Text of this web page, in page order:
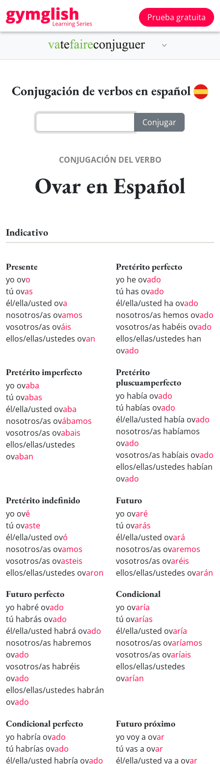
Prueba gratuita
Conjugación de verbos en español
CONJUGACIÓN DEL VERBO
Ovar en Español
Indicativo
Presente
yo ovo
tú ovas
él/ella/usted ova
nosotros/as ovamos
vosotros/as ováis
ellos/ellas/ustedes ovan
Pretérito perfecto
yo he ovado
tú has ovado
él/ella/usted ha ovado
nosotros/as hemos ovado
vosotros/as habéis ovado
ellos/ellas/ustedes han
ovado
Pretérito imperfecto
yo ovaba
tú ovabas
él/ella/usted ovaba
nosotros/as ovábamos
vosotros/as ovabais
ellos/ellas/ustedes
ovaban
Pretérito
pluscuamperfecto
yo había ovado
tú habías ovado
él/ella/usted había ovado
nosotros/as habíamos
ovado
vosotros/as habíais ovado
ellos/ellas/ustedes habían
ovado
Pretérito indefinido
yo ové
tú ovaste
él/ella/usted ovó
nosotros/as ovamos
vosotros/as ovasteis
ellos/ellas/ustedes ovaron
Futuro
yo ovaré
tú ovarás
él/ella/usted ovará
nosotros/as ovaremos
vosotros/as ovaréis
ellos/ellas/ustedes ovarán
Futuro perfecto
yo habré ovado
tú habrás ovado
él/ella/usted habrá ovado
nosotros/as habremos
ovado
vosotros/as habréis
ovado
ellos/ellas/ustedes habrán
ovado
Condicional
yo ovaría
tú ovarías
él/ella/usted ovaría
nosotros/as ovaríamos
vosotros/as ovaríais
ellos/ellas/ustedes
ovarían
Condicional perfecto
yo habría ovado
tú habrías ovado
él/ella/usted habría ovado
Futuro próximo
yo voy a ovar
tú vas a ovar
él/ella/usted va a ovar